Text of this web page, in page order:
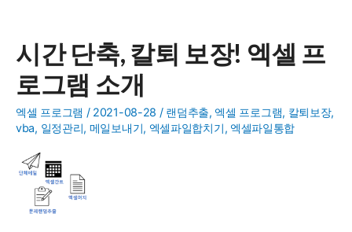
자
를
위
한
VBA
프
시간 단축, 칼퇴 보장! 엑셀 프
로그램 소개
엑셀 프로그램 / 2021-08-28 / 랜덤추출, 엑셀 프로그램, 칼퇴보장,
vba, 일정관리, 메일보내기, 엑셀파일합치기, 엑셀파일통합